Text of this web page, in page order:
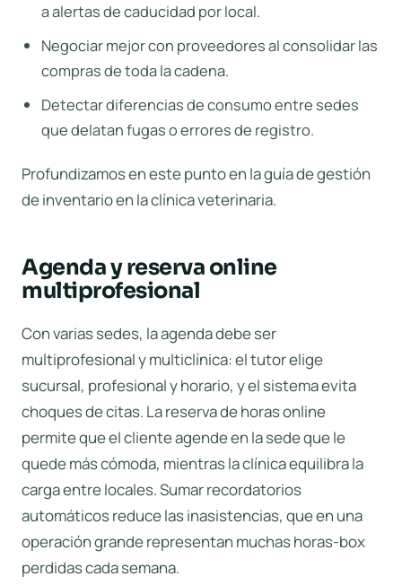
a alertas de caducidad por local.
Negociar mejor con proveedores al consolidar las
compras de toda la cadena.
Detectar diferencias de consumo entre sedes
que delatan fugas o errores de registro.
Profundizamos en este punto en la guía degestión
de inventario en la clínica veterinaria.
Agenda y reserva online
multiprofesional
Con varias sedes, la agenda debe ser
multiprofesional y multiclínica: el tutor elige
sucursal, profesional y horario, y el sistema evita
choques de citas. Lareserva de horas online
permite que el cliente agende en la sede que le
quede más cómoda, mientras la clínica equilibra la
carga entre locales. Sumarrecordatorios
automáticosreduce las inasistencias, que en una
operación grande representan muchas horas-box
perdidas cada semana.